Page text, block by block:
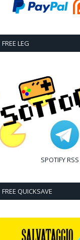
FREE LEG
SPOTIFYRSS
FREE QUICKSAVE